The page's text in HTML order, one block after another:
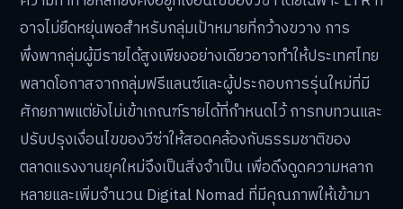
อาจไม่ยืดหยุ่นพอสำหรับกลุ่มเป้าหมายที่กว้างขวาง การ
พึ่งพากลุ่มผู้มีรายได้สูงเพียงอย่างเดียวอาจทำให้ประเทศไทย
พลาดโอกาสจากกลุ่มฟรีแลนซ์และผู้ประกอบการรุ่นใหม่ที่มี
ศักยภาพแต่ยังไม่เข้าเกณฑ์รายได้ที่กำหนดไว้ การทบทวนและ
ปรับปรุงเงื่อนไขของวีซ่าให้สอดคล้องกับธรรมชาติของ
ตลาดแรงงานยุคใหม่จึงเป็นสิ่งจำเป็น เพื่อดึงดูดความหลาก
หลายและเพิ่มจำนวน Digital Nomad ที่มีคุณภาพให้เข้ามา